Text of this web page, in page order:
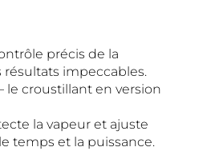
précis de la
impeccables.
le croustillant en version
la vapeur et ajuste
temps et la puissance.